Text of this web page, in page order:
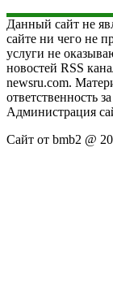
Данный сайт не
сайте ни чего не
услуги не
новостей RSS
newsru.com.
ответственность
Администрация
Сайт от bmb2 @